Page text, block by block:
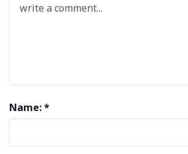
Name: *